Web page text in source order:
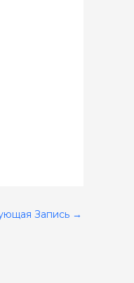
Запись →